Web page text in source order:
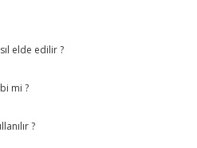
elde edilir ?
mi ?
?